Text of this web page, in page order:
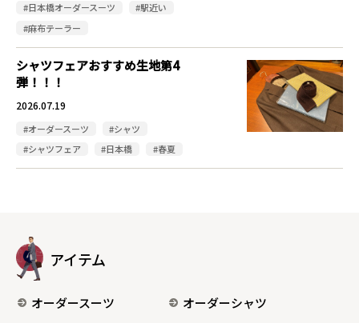
#日本橋オーダースーツ
#駅近い
#麻布テーラー
シャツフェアおすすめ生地第4
弾！！！
2026.07.19
#オーダースーツ
#シャツ
#シャツフェア
#日本橋 #春夏
アイテム
オーダースーツ
オーダーシャツ